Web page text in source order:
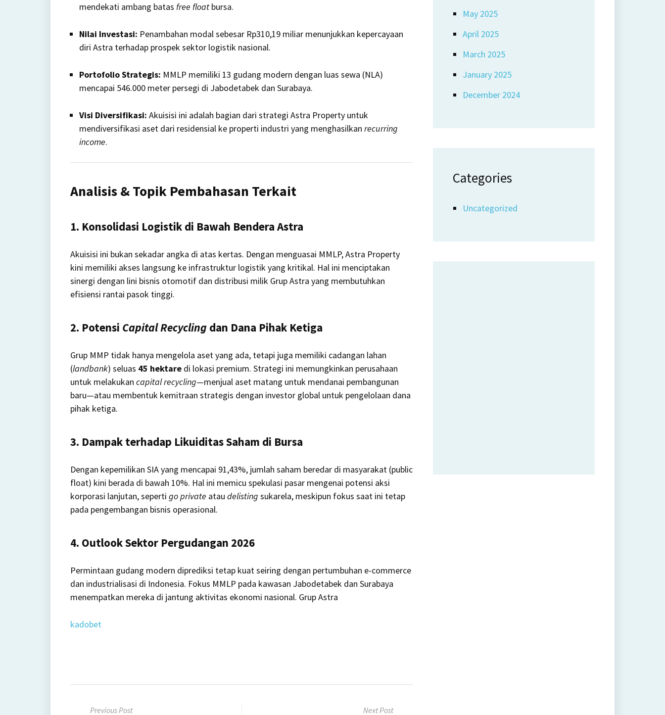
mendekati ambang batas free float bursa.
Nilai Investasi: Penambahan modal sebesar Rp310,19 miliar menunjukkan kepercayaan
diri Astra terhadap prospek sektor logistik nasional.
Portofolio Strategis: MMLP memiliki 13 gudang modern dengan luas sewa (NLA)
mencapai 546.000 meter persegi di Jabodetabek dan Surabaya.
Visi Diversifikasi: Akuisisi ini adalah bagian dari strategi Astra Property untuk
mendiversifikasi aset dari residensial ke properti industri yang menghasilkan recurring
income.
Analisis & Topik Pembahasan Terkait
1. Konsolidasi Logistik di Bawah Bendera Astra
Akuisisi ini bukan sekadar angka di atas kertas. Dengan menguasai MMLP, Astra Property
kini memiliki akses langsung ke infrastruktur logistik yang kritikal. Hal ini menciptakan
sinergi dengan lini bisnis otomotif dan distribusi milik Grup Astra yang membutuhkan
efisiensi rantai pasok tinggi.
2. Potensi Capital Recycling dan Dana Pihak Ketiga
Grup MMP tidak hanya mengelola aset yang ada, tetapi juga memiliki cadangan lahan
(landbank) seluas 45 hektare di lokasi premium. Strategi ini memungkinkan perusahaan
untuk melakukan capital recycling—menjual aset matang untuk mendanai pembangunan
baru—atau membentuk kemitraan strategis dengan investor global untuk pengelolaan dana
pihak ketiga.
3. Dampak terhadap Likuiditas Saham di Bursa
Dengan kepemilikan SIA yang mencapai 91,43%, jumlah saham beredar di masyarakat (public
float) kini berada di bawah 10%. Hal ini memicu spekulasi pasar mengenai potensi aksi
korporasi lanjutan, seperti go private atau delisting sukarela, meskipun fokus saat ini tetap
pada pengembangan bisnis operasional.
4. Outlook Sektor Pergudangan 2026
Permintaan gudang modern diprediksi tetap kuat seiring dengan pertumbuhan e-commerce
dan industrialisasi di Indonesia. Fokus MMLP pada kawasan Jabodetabek dan Surabaya
menempatkan mereka di jantung aktivitas ekonomi nasional. Grup Astra
kadobet
Previous Post Next Post
May 2025
April 2025
March 2025
January 2025
December 2024
Categories
Uncategorized